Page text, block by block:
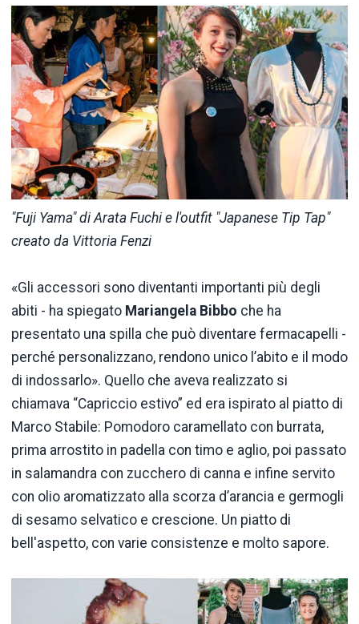
"Fuji Yama" di Arata Fuchi e l'outfit "Japanese Tip Tap"
creato da Vittoria Fenzi
«Gli accessori sono diventanti importanti più degli
abiti - ha spiegato Mariangela Bibbo che ha
presentato una spilla che può diventare fermacapelli -
perché personalizzano, rendono unico l’abito e il modo
di indossarlo». Quello che aveva realizzato si
chiamava “Capriccio estivo” ed era ispirato al piatto di
Marco Stabile: Pomodoro caramellato con burrata,
prima arrostito in padella con timo e aglio, poi passato
in salamandra con zucchero di canna e infine servito
con olio aromatizzato alla scorza d’arancia e germogli
di sesamo selvatico e crescione. Un piatto di
bell'aspetto, con varie consistenze e molto sapore.